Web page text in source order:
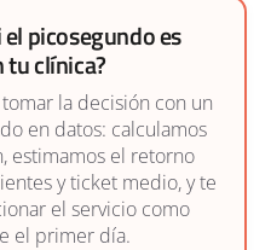
picosegundo es
tu clínica?
la decisión con un
en datos: calculamos
estimamos el retorno
y ticket medio, y te
el servicio como
el primer día.